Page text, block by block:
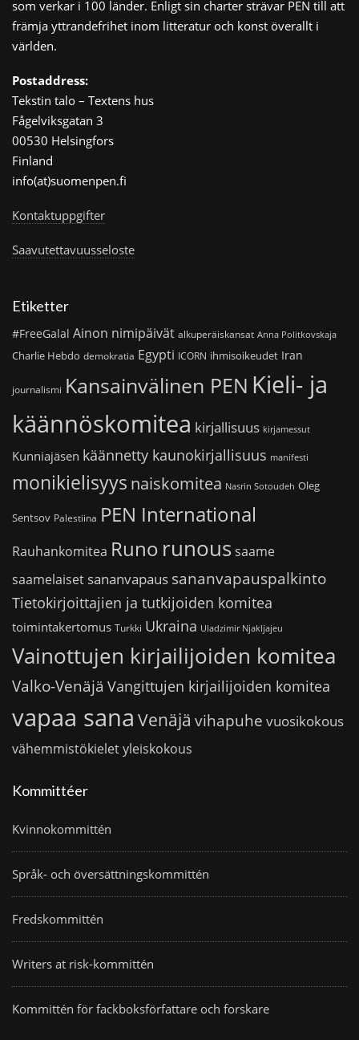
som verkar i 100 länder. Enligt sin charter strävar PEN till att
främja yttrandefrihet inom litteratur och konst överallt i
världen.
Postaddress:
Tekstin talo – Textens hus
Fågelviksgatan 3
00530 Helsingfors
Finland
info(at)suomenpen.fi
Kontaktuppgifter
Saavutettavuusseloste
Etiketter
#FreeGalal Ainon nimipäivät alkuperäiskansat Anna Politkovskaja
Charlie Hebdo demokratia Egypti ICORN ihmisoikeudet Iran
journalismi Kansainvälinen PEN Kieli- ja
käännöskomitea kirjallisuus kirjamessut
Kunniajäsen käännetty kaunokirjallisuus manifesti
monikielisyys naiskomitea Nasrin Sotoudeh Oleg
Sentsov Palestiina PEN International
Rauhankomitea Runo runoussaame
saamelaiset sananvapaus sananvapauspalkinto
Tietokirjoittajien ja tutkijoiden komitea
toimintakertomus Turkki Ukraina Uladzimir Njakljajeu
Vainottujen kirjailijoiden komitea
Valko-Venäjä Vangittujen kirjailijoiden komitea
vapaa sana Venäjä vihapuhe vuosikokous
vähemmistökieletyleiskokous
Kommittéer
Kvinnokommittén
Språk- och översättningskommittén
Fredskommittén
Writers at risk-kommittén
Kommittén för fackboksförfattare och forskare